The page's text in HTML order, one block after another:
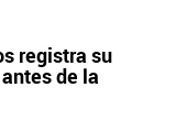
registra su
de la